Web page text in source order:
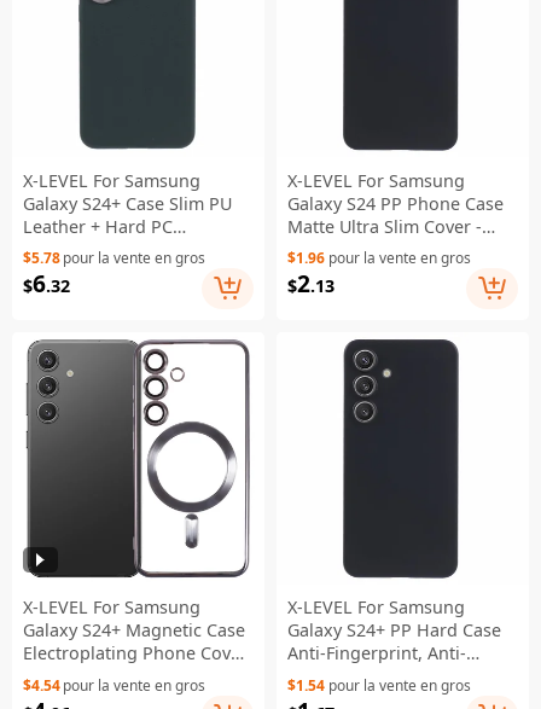
X-LEVEL For Samsung
Galaxy S24+ Case Slim PU
Leather + Hard PC
Protective Phone Cover -
Green
$5.78pour la vente en gros
$6.32
X-LEVEL For Samsung
Galaxy S24 PP Phone Case
Matte Ultra Slim Cover -
Black
$1.96 pour la vente en gros
$2.13
X-LEVEL For Samsung
Galaxy S24+ Magnetic Case
Electroplating Phone Cover
Full Lens Protection - Black
$4.54pour la vente en gros
X-LEVEL For Samsung
Galaxy S24+ PP Hard Case
Anti-Fingerprint, Anti-
Scratch - Black
$1.54 pour la vente en gros